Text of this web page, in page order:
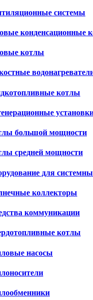
системы
конденсационные
котлы
котлы
большой мощности
средней мощности
для
коллекторы
коммуникации
котлы
насосы